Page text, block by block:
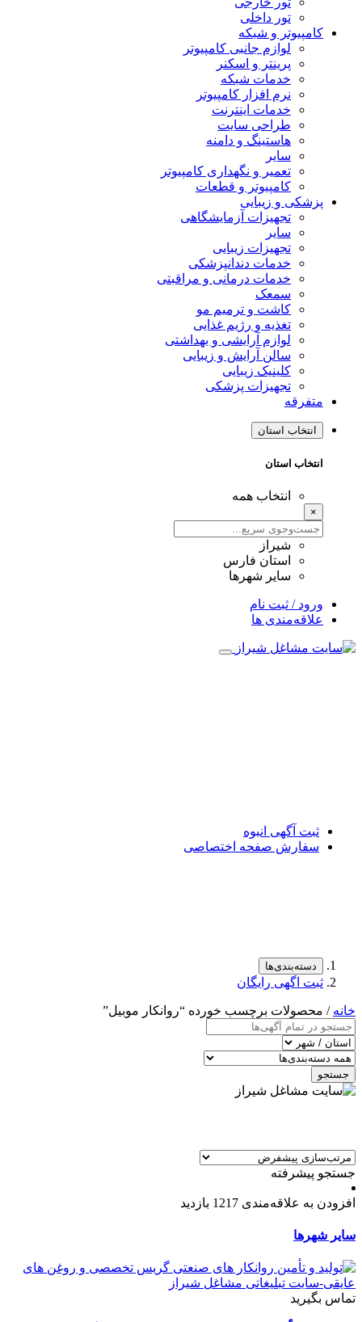
تور داخلی
کامپیوتر و شبکه
لوازم جانبی کامپیوتر
پرینتر و اسکنر
خدمات شبکه
نرم افزار کامپیوتر
خدمات اینترنت
طراحی سایت
هاستینگ و دامنه
سایر
تعمیر و نگهداری کامپیوتر
کامپیوتر و قطعات
پزشکی و زیبایی
تجهیزات آزمایشگاهی
سایر
تجهیزات زیبایی
خدمات دندانپزشکی
خدمات درمانی و مراقبتی
سمعک
کاشت و ترمیم مو
تغذیه و رژیم غذایی
لوازم آرایشی و بهداشتی
سالن آرایش و زیبایی
کلینیک زیبایی
تجهیزات پزشکی
متفرقه
انتخاب استان
انتخاب استان
انتخاب همه
×
شیراز
استان فارس
سایر شهرها
ورود / ثبت نام
علاقه‌مندی ها
ثبت آگهی انبوه
سفارش صفحه اختصاصی
دسته‌بندی‌ها
ثبت اگهی رایگان
خانه / محصولات برچسب خورده “روانکار موبیل”
جستجو
جستجو پیشرفته
افزودن به علاقه‌مندی 1217 بازدید
سایر شهرها
تماس بگیرید